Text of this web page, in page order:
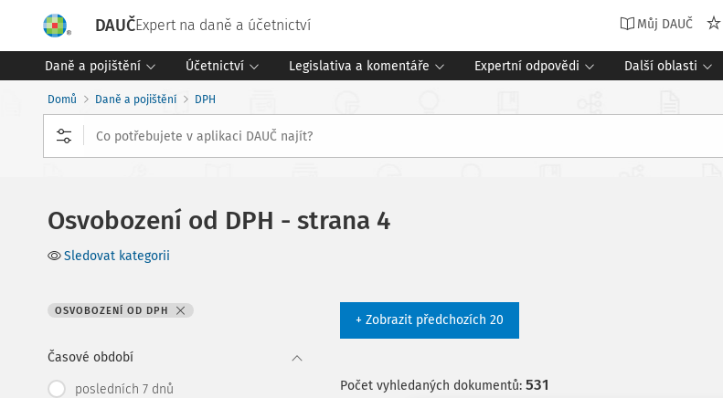
DAUČExpert na daně a účetnictví Můj DAUČ
Daně a pojištění Účetnictví Legislativa a komentáře Expertní odpovědi Další oblasti
Domů Daně a pojištění DPH
Osvobození od DPH - strana 4
Sledovat kategorii
OSVOBOZENÍ OD DPH
Časové období
posledních 7 dnů
+ Zobrazit předchozích 20
Počet vyhledaných dokumentů: 531